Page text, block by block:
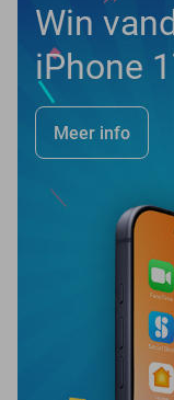
Win
iPhone
Meer info